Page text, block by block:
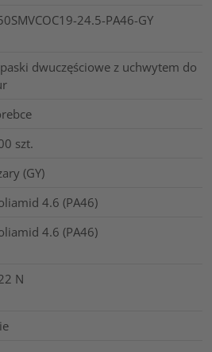
24.5-PA46-GY
dwuczęściowe z uchwytem do
szt.
(GY)
4.6 (PA46)
4.6 (PA46)
N